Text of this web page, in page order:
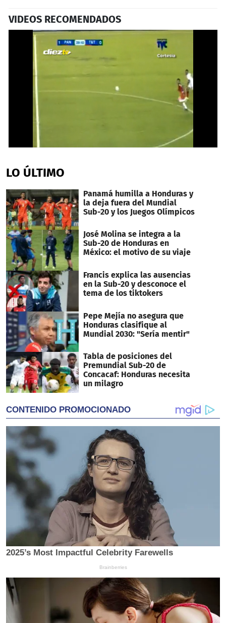
VIDEOS RECOMENDADOS
of
33
LO ÚLTIMO
Panamá humilla a Honduras y
la deja fuera del Mundial
Sub-20 y los Juegos Olímpicos
José Molina se integra a la
Sub-20 de Honduras en
México: el motivo de su viaje
Francis explica las ausencias
en la Sub-20 y desconoce el
tema de los tiktokers
Pepe Mejía no asegura que
Honduras clasifique al
Mundial 2030: "Sería mentir"
Tabla de posiciones del
Premundial Sub-20 de
Concacaf: Honduras necesita
un milagro